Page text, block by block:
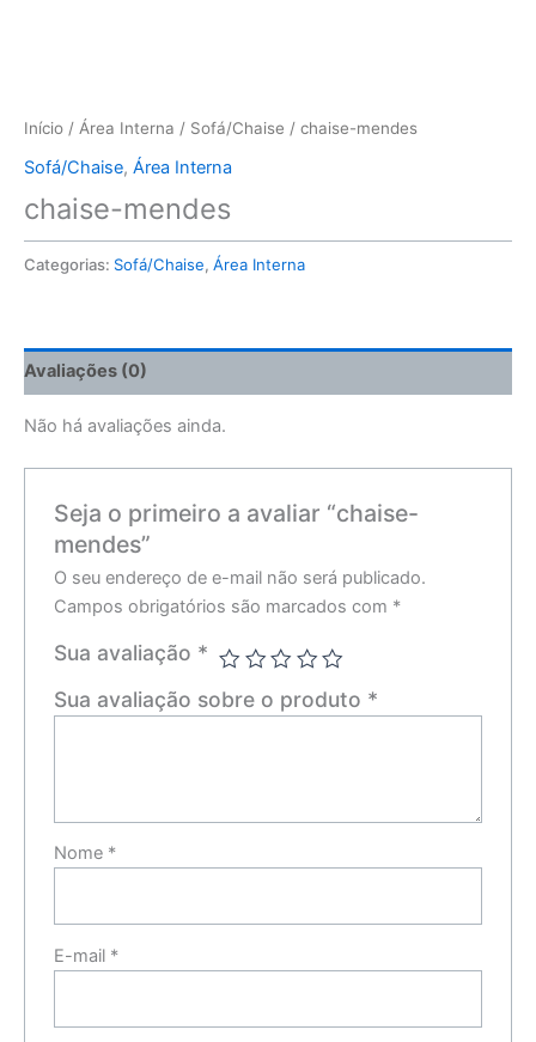
Início / Área Interna / Sofá/Chaise / chaise-mendes
Sofá/Chaise, Área Interna
chaise-mendes
Categorias: Sofá/Chaise, Área Interna
Avaliações (0)
Não há avaliações ainda.
Seja o primeiro a avaliar “chaise-
mendes”
O seu endereço de e-mail não será publicado.
Campos obrigatórios são marcados com *
Sua avaliação *
Sua avaliação sobre o produto *
Nome *
E-mail *